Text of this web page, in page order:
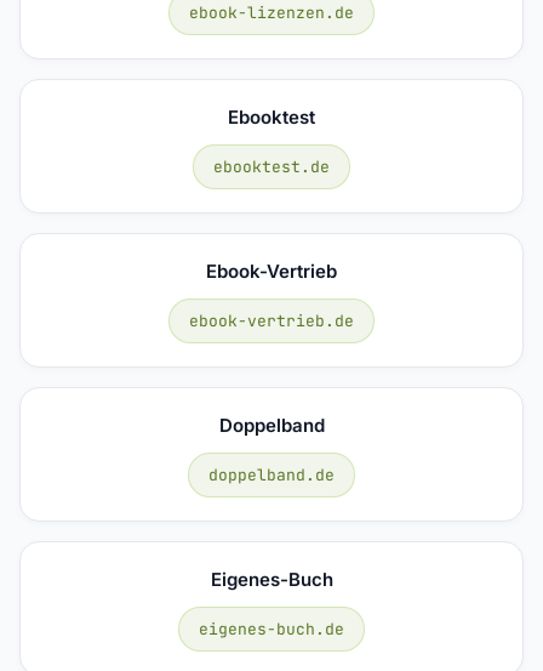
ebook-lizenzen.de
Ebooktest
ebooktest.de
Ebook-Vertrieb
ebook-vertrieb.de
Doppelband
doppelband.de
Eigenes-Buch
eigenes-buch.de